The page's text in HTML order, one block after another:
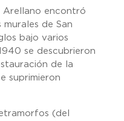
Arellano encontró
de San
bajo varios
se descubrieron
de la
suprimieron
(del